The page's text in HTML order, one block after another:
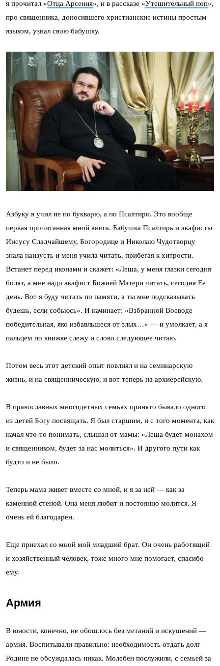
я прочитал «Отца Арсения», и в рассказе «Утешительный поп»,
про священника, доносившего христианские истины простым
языком, узнал свою бабушку.
Азбуку я учил не по букварю, а по Псалтири. Это вообще
первая прочитанная мной книга. Бабушка Псалтирь и акафисты
Иисусу Сладчайшему, Богородице и Николаю Чудотворцу
знала наизусть и меня учила читать, прибегая к хитрости.
Встанет перед иконами и скажет: «Леша, у меня глазки сегодня
болят, а мне надо акафист Божией Матери читать, сегодня Ее
день. Вот я буду читать по памяти, а ты мне подсказывать
будешь, если собьюсь». И начинает: «Взбранной Воеводе
победительная, яко избавльшеся от злых…» — и умолкает, а я
пальцем по книжке слежу и слово следующее читаю.
Потом весь этот детский опыт повлиял и на семинарскую
жизнь, и на священническую, и вот теперь на архиерейскую.
В православных многодетных семьях принято бывало одного
из детей Богу посвящать. Я был старшим, и с того момента, как
начал что-то понимать, слышал от мамы: «Леша будет монахом
и священником, будет за нас молиться». И другого пути как
будто и не было.
Теперь мама живет вместе со мной, и я за ней — как за
каменной стеной. Она меня любит и постоянно молится. Я
очень ей благодарен.
Еще приехал со мной мой младший брат. Он очень работящий
и хозяйственный человек, тоже много мне помогает, спасибо
ему.
Армия
В юности, конечно, не обошлось без метаний и искушений —
армия. Воспитывали правильно: необходимость отдать долг
Родине не обсуждалась никак. Молебен послужили, с семьей за